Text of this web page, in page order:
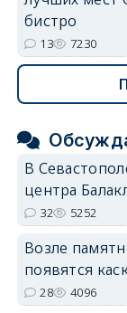
бистро
13 7230
В
центра
32 5252
Возле
появятся
28 4096